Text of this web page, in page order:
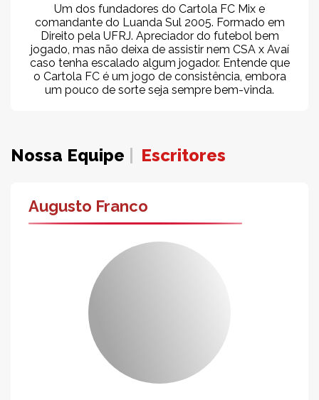
Um dos fundadores do Cartola FC Mix e
comandante do Luanda Sul 2005. Formado em
Direito pela UFRJ. Apreciador do futebol bem
jogado, mas não deixa de assistir nem CSA x Avaí
caso tenha escalado algum jogador. Entende que
o Cartola FC é um jogo de consistência, embora
um pouco de sorte seja sempre bem-vinda.
Nossa Equipe Escritores
Augusto Franco